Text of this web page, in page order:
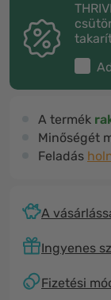
A termék
Minőségét
Feladás
A
Ingyenes
Fizetési